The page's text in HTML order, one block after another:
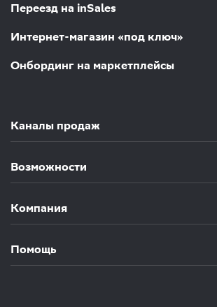
Переезд на inSales
Интернет-магазин «под ключ»
Онбординг на маркетплейсы
Каналы продаж
Возможности
Компания
Помощь